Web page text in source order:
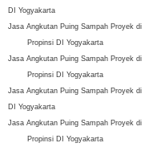
DI Yogyakarta
Jasa Angkutan Puing Sampah Proyek di
Propinsi DI Yogyakarta
Jasa Angkutan Puing Sampah Proyek di
Propinsi DI Yogyakarta
Jasa Angkutan Puing Sampah Proyek di
DI Yogyakarta
Jasa Angkutan Puing Sampah Proyek di
Propinsi DI Yogyakarta